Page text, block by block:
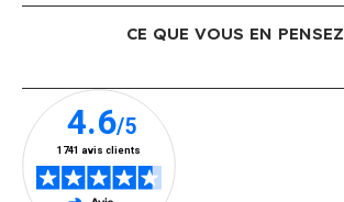
CE QUE VOUS EN PENSEZ